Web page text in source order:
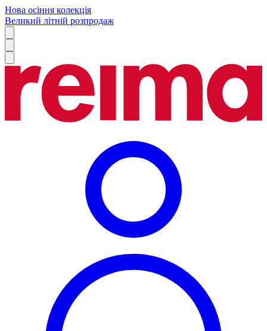
Нова осіння колекція
Великий літній розпродаж